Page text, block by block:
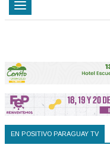
Toggle
navigation
EN POSITIVO PARAGUAY TV